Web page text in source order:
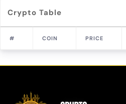
Crypto Table
# COIN PRICE